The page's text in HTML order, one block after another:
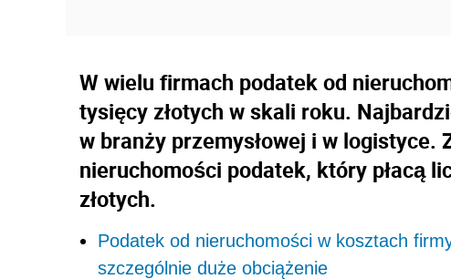
W wielu firmach podatek od
tysięcy złotych w skali roku.
w branży przemysłowej i w logistyce.
nieruchomości podatek, który płacą
złotych.
Podatek od nieruchomości w kosztach
szczególnie duże obciążenie